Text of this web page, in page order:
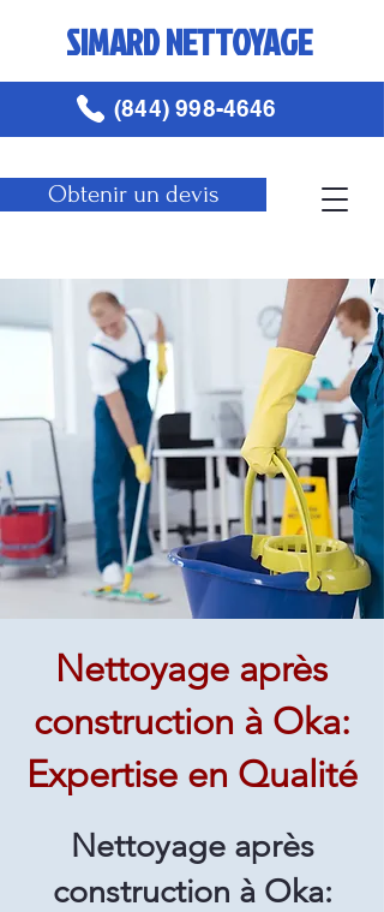
SIMARD NETTOYAGE
Obtenir un devis
(844) 998-4646
Nettoyage après
construction à Oka:
Expertise en Qualité
Nettoyage après
construction à Oka: